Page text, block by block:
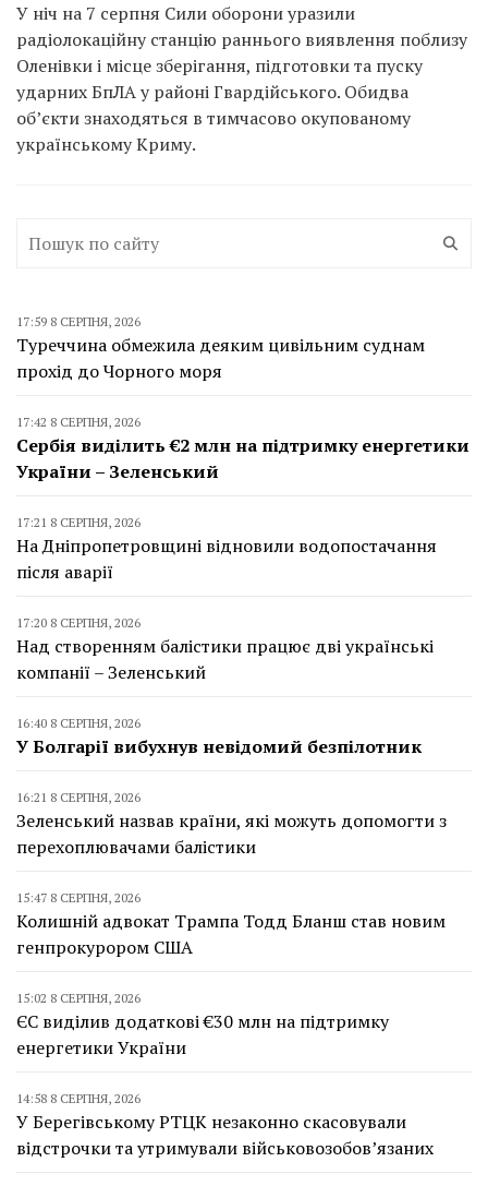
У ніч на 7 серпня Сили оборони уразили
радіолокаційну станцію раннього виявлення поблизу
Оленівки і місце зберігання, підготовки та пуску
ударних БпЛА у районі Гвардійського. Обидва
об’єкти знаходяться в тимчасово окупованому
українському Криму.
17:59 8 СЕРПНЯ, 2026
Туреччина обмежила деяким цивільним суднам
прохід до Чорного моря
17:42 8 СЕРПНЯ, 2026
Сербія виділить €2 млн на підтримку енергетики
України – Зеленський
17:21 8 СЕРПНЯ, 2026
На Дніпропетровщині відновили водопостачання
після аварії
17:20 8 СЕРПНЯ, 2026
Над створенням балістики працює дві українські
компанії – Зеленський
16:40 8 СЕРПНЯ, 2026
У Болгарії вибухнув невідомий безпілотник
16:21 8 СЕРПНЯ, 2026
Зеленський назвав країни, які можуть допомогти з
перехоплювачами балістики
15:47 8 СЕРПНЯ, 2026
Колишній адвокат Трампа Тодд Бланш став новим
генпрокурором США
15:02 8 СЕРПНЯ, 2026
ЄС виділив додаткові €30 млн на підтримку
енергетики України
14:58 8 СЕРПНЯ, 2026
У Берегівському РТЦК незаконно скасовували
відстрочки та утримували військовозобов’язаних